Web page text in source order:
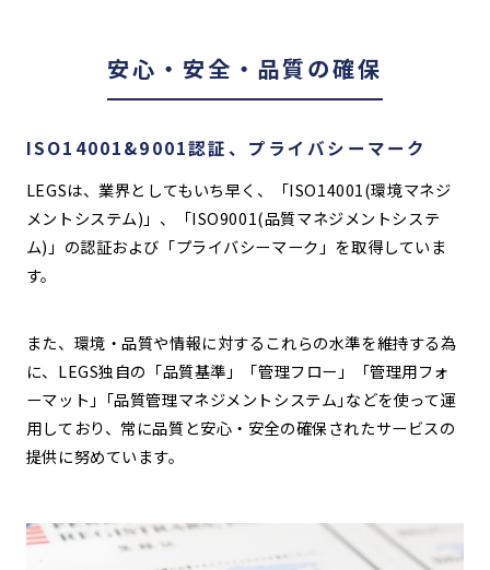
安心・安全・品質の確保
ISO14001&9001認証、プライバシーマーク
LEGSは、業界としてもいち早く、「ISO14001(環境マネジ
メントシステム)」、「ISO9001(品質マネジメントシステ
ム)」の認証および「プライバシーマーク」を取得していま
す。
また、環境・品質や情報に対するこれらの水準を維持する為
に、LEGS独自の「品質基準」「管理フロー」「管理用フォ
ーマット」｢品質管理マネジメントシステム｣などを使って運
用しており、常に品質と安心・安全の確保されたサービスの
提供に努めています。